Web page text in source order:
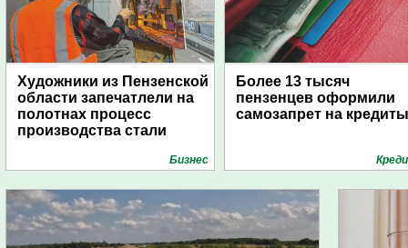
Художники из Пензенской
области запечатлели на
полотнах процесс
производства стали
Бизнес
Более 13 тысяч
пензенцев оформили
самозапрет на кредиты